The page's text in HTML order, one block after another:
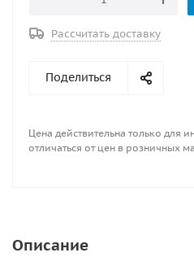
Рассчитать доставку
Поделиться
Цена действительна только для
отличаться от цен в розничных
Описание